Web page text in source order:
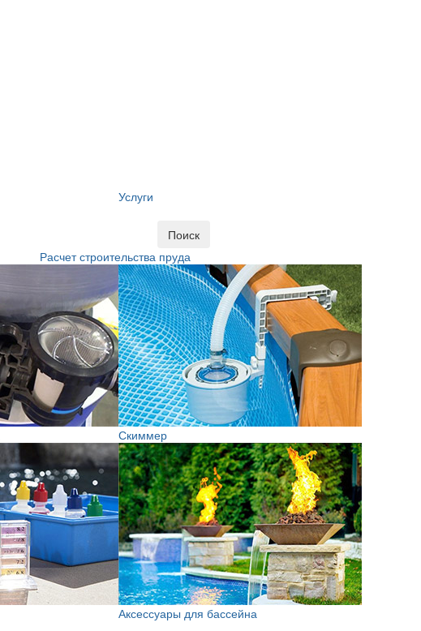
Услуги
Поиск
Расчет строительства пруда
Скиммер
Аксессуары для бассейна